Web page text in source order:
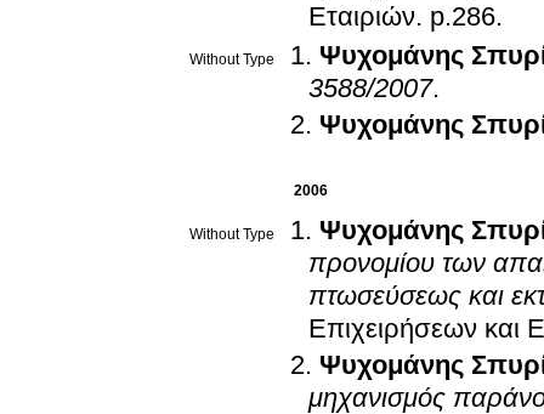
Εταιριών. p.286.
Without Type
Ψυχομάνης
3588/2007.
Ψυχομάνης
2006
Without Type
Ψυχομάνης
προνομίου των
πτωσεύσεως και
Επιχειρήσεων και
Ψυχομάνης
μηχανισμός